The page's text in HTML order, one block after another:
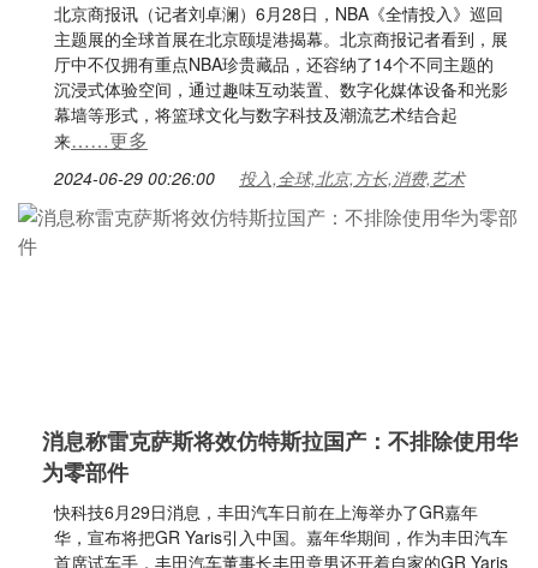
北京商报讯（记者刘卓澜）6月28日，NBA《全情投入》巡回
主题展的全球首展在北京颐堤港揭幕。北京商报记者看到，展
厅中不仅拥有重点NBA珍贵藏品，还容纳了14个不同主题的
沉浸式体验空间，通过趣味互动装置、数字化媒体设备和光影
幕墙等形式，将篮球文化与数字科技及潮流艺术结合起
来……更多
2024-06-29 00:26:00 投入,全球,北京,方长,消费,艺术
消息称雷克萨斯将效仿特斯拉国产：不排除使用华
为零部件
快科技6月29日消息，丰田汽车日前在上海举办了GR嘉年
华，宣布将把GR Yaris引入中国。嘉年华期间，作为丰田汽车
首席试车手，丰田汽车董事长丰田章男还开着自家的GR Yaris